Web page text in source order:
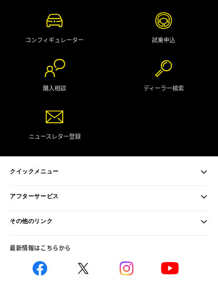
コンフィギュレーター 試乗申込
購入相談 ディーラー検索
ニュースレター登録
クイックメニュー
アフターサービス
その他のリンク
最新情報はこちらから